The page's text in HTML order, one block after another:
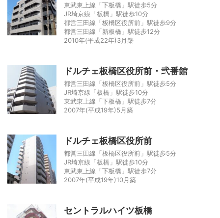
東武東上線「下板橋」駅徒歩5分
JR埼京線「板橋」駅徒歩10分
都営三田線「板橋区役所前」駅徒歩9分
都営三田線「新板橋」駅徒歩12分
2010年(平成22年)3月築
ドルチェ板橋区役所前・弐番館
都営三田線「板橋区役所前」駅徒歩5分
JR埼京線「板橋」駅徒歩10分
東武東上線「下板橋」駅徒歩7分
2007年(平成19年)5月築
ドルチェ板橋区役所前
都営三田線「板橋区役所前」駅徒歩5分
JR埼京線「板橋」駅徒歩10分
東武東上線「下板橋」駅徒歩7分
2007年(平成19年)10月築
セントラルハイツ板橋